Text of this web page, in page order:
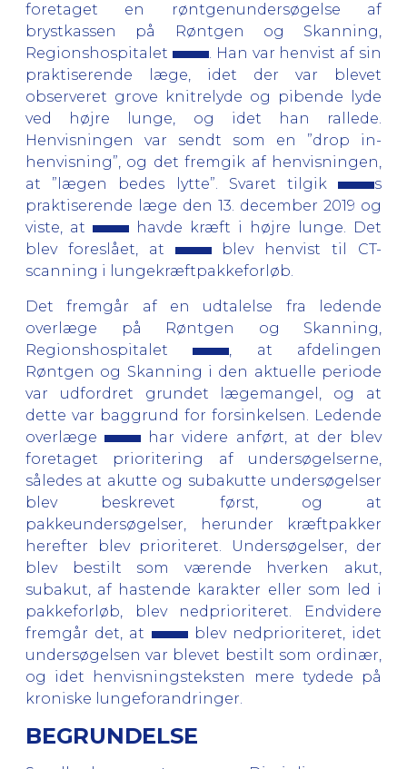
foretaget en røntgenundersøgelse af
brystkassen på Røntgen og Skanning,
Regionshospitalet
. Han var henvist af sin
praktiserende læge, idet der var blevet
observeret grove knitrelyde og pibende lyde
ved højre lunge, og idet han rallede.
Henvisningen var sendt som en ”drop in-
henvisning”, og det fremgik af henvisningen,
at ”lægen bedes lytte”. Svaret tilgik
s
praktiserende læge den 13. december 2019 og
viste, at
havde kræft i højre lunge. Det
blev foreslået, at
blev henvist til CT-
scanning i lungekræftpakkeforløb.
Det fremgår af en udtalelse fra ledende
overlæge på Røntgen og Skanning,
Regionshospitalet
, at afdelingen
Røntgen og Skanning i den aktuelle periode
var udfordret grundet lægemangel, og at
dette var baggrund for forsinkelsen. Ledende
overlæge
har videre anført, at der blev
foretaget prioritering af undersøgelserne,
således at akutte og subakutte undersøgelser
blev beskrevet først, og at
pakkeundersøgelser, herunder kræftpakker
herefter blev prioriteret. Undersøgelser, der
blev bestilt som værende hverken akut,
subakut, af hastende karakter eller som led i
pakkeforløb, blev nedprioriteret. Endvidere
fremgår det, at
blev nedprioriteret, idet
undersøgelsen var blevet bestilt som ordinær,
og idet henvisningsteksten mere tydede på
kroniske lungeforandringer.
BEGRUNDELSE